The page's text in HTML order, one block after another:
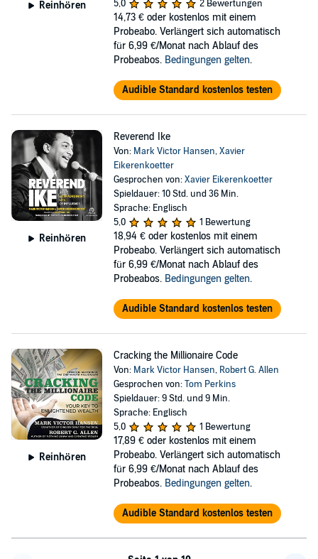
Reinhören
5,0
2 Bewertungen
14,73 € oder kostenlos mit einem
Probeabo. Verlängert sich automatisch
für 6,99 €/Monat nach Ablauf des
Probeabos. Bedingungen gelten.
Audible Standard kostenlos testen
Reinhören
Reverend Ike
Von: Mark Victor Hansen,Xavier
Eikerenkoetter
Gesprochen von:Xavier Eikerenkoetter
Spieldauer: 10 Std. und 36 Min.
Sprache: Englisch
5,0
1 Bewertung
18,94 € oder kostenlos mit einem
Probeabo. Verlängert sich automatisch
für 6,99 €/Monat nach Ablauf des
Probeabos. Bedingungen gelten.
Audible Standard kostenlos testen
Reinhören
Cracking the Millionaire Code
Von: Mark Victor Hansen, Robert G. Allen
Gesprochen von:Tom Perkins
Spieldauer: 9 Std. und 9 Min.
Sprache: Englisch
5,0
1 Bewertung
17,89 € oder kostenlos mit einem
Probeabo. Verlängert sich automatisch
für 6,99 €/Monat nach Ablauf des
Probeabos. Bedingungen gelten.
Audible Standard kostenlos testen